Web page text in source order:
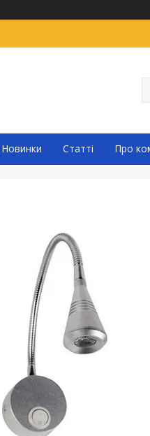
Новинки Статті Про